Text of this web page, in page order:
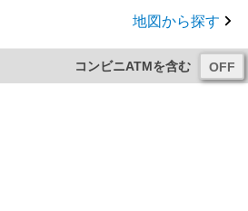
地図から探す
コンビニATMを含む